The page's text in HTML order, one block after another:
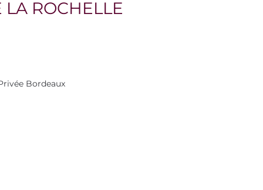
ROCHELLE
Bordeaux